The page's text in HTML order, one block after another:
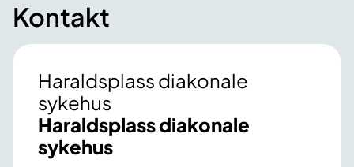
Kontakt
Haraldsplass diakonale
sykehus
Haraldsplass diakonale
sykehus